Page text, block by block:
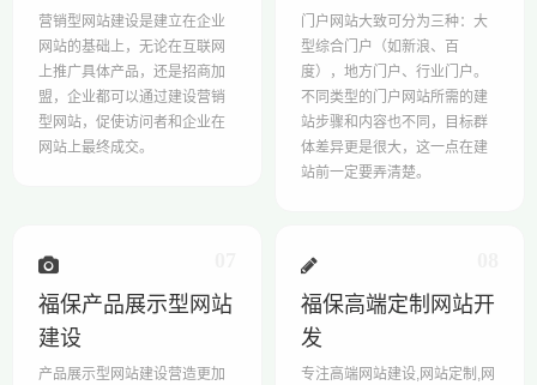
营销型网站建设是建立在企业
网站的基础上，无论在互联网
上推广具体产品，还是招商加
盟，企业都可以通过建设营销
型网站，促使访问者和企业在
网站上最终成交。
门户网站大致可分为三种：大
型综合门户（如新浪、百
度），地方门户、行业门户。
不同类型的门户网站所需的建
站步骤和内容也不同，目标群
体差异更是很大，这一点在建
站前一定要弄清楚。
福保产品展示型网站
建设
产品展示型网站建设营造更加
福保高端定制网站开
发
专注高端网站建设,网站定制,网